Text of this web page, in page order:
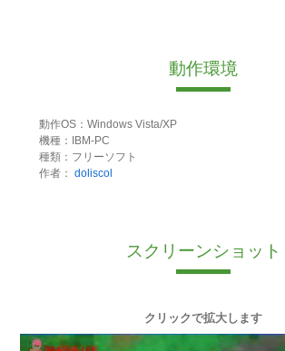
動作環境
動作OS：Windows Vista/XP
機種：IBM-PC
種類：フリーソフト
作者： doliscol
スクリーンショット
クリックで拡大します